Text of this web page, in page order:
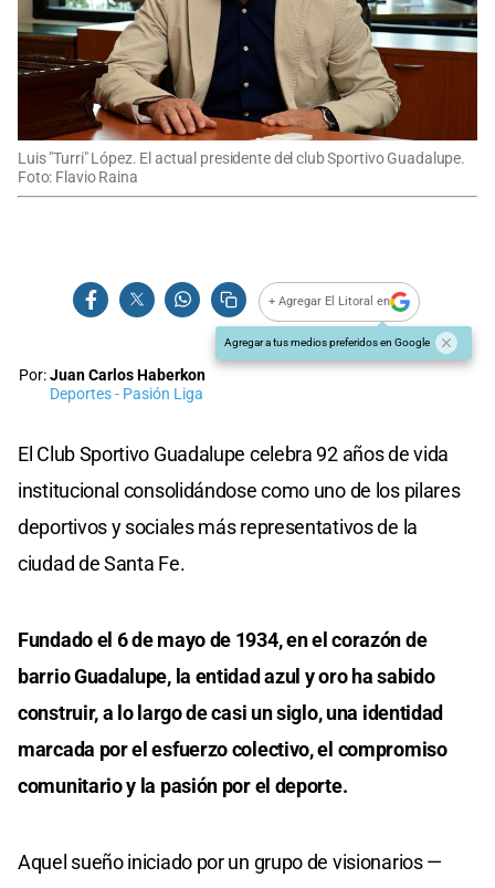
Luis "Turri" López. El actual presidente del club Sportivo Guadalupe.
Foto: Flavio Raina
+ Agregar El Litoral en
Agregar a tus medios preferidos en Google
Por:Juan Carlos Haberkon
Deportes - Pasión Liga
El Club Sportivo Guadalupe celebra 92 años de vida
institucional consolidándose como uno de los pilares
deportivos y sociales más representativos de la
ciudad de Santa Fe.
Fundado el 6 de mayo de 1934, en el corazón de
barrio Guadalupe, la entidad azul y oro ha sabido
construir, a lo largo de casi un siglo, una identidad
marcada por el esfuerzo colectivo, el compromiso
comunitario y la pasión por el deporte.
Aquel sueño iniciado por un grupo de visionarios —